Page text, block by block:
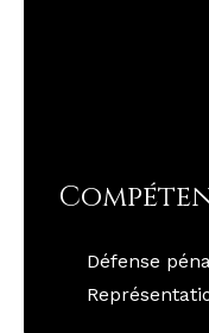
Défense